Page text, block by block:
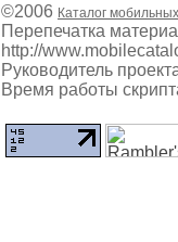
©2006 Каталог
Перепечатка
http://
Руководитель
Время работы